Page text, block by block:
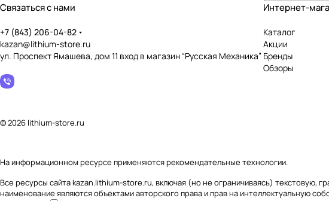
Связаться с нами
+7 (843) 206-04-82
kazan@lithium-store.ru
ул. Проспект Ямашева, дом 11 вход в магазин “Русская Механика”
Интернет-
Каталог
Акции
Бренды
Обзоры
© 2026 lithium-store.ru
На информационном ресурсе применяютсярекомендательные технологии.
Все ресурсы сайта kazan.lithium-store.ru, включая (но не ограничиваясь) текстовую,
наименование являются объектами авторского права и прав на интеллектуальную